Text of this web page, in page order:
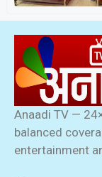
Anaadi TV —
balanced
entertainment